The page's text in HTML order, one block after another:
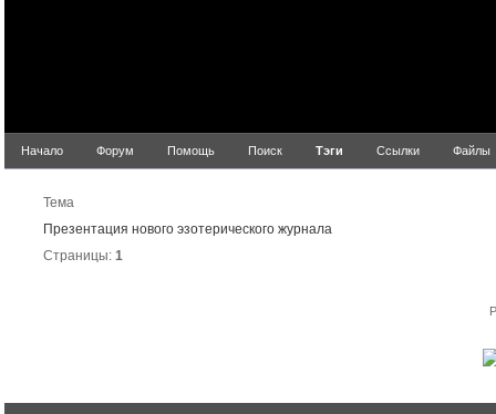
Начало Форум Помощь Поиск Тэги Ссылки Файлы
Тема
Презентация нового эзотерического журнала
Страницы: 1